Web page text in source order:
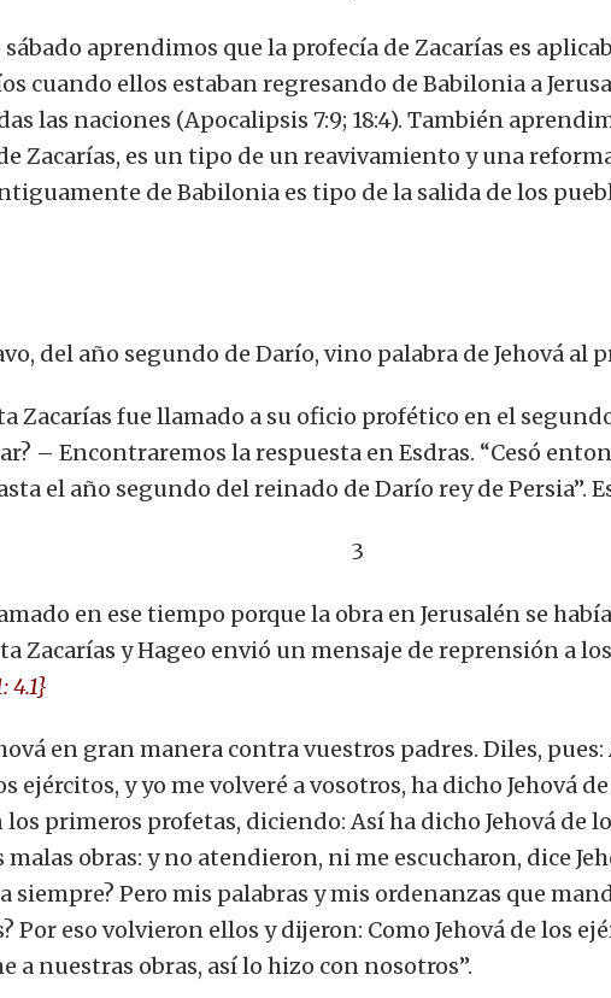
aprendimos que la profecía de Zacarías es
cuando ellos estaban regresando de Babilonia a
las naciones (Apocalipsis 7:9; 18:4). También
Zacarías, es un tipo de un reavivamiento y una
de Babilonia es tipo de la salida de los
del año segundo de Darío, vino palabra de Jehová al
Zacarías fue llamado a su oficio profético en el
– Encontraremos la respuesta en Esdras. “Cesó
el año segundo del reinado de Darío rey de Persia”.
3
en ese tiempo porque la obra en Jerusalén se
Zacarías y Hageo envió un mensaje de reprensión a
4.1}
en gran manera contra vuestros padres. Diles,
ejércitos, y yo me volveré a vosotros, ha dicho Jehová
primeros profetas, diciendo: Así ha dicho Jehová de
obras: y no atendieron, ni me escucharon, dice
siempre? Pero mis palabras y mis ordenanzas que
Por eso volvieron ellos y dijeron: Como Jehová de los
a nuestras obras, así lo hizo con nosotros”.